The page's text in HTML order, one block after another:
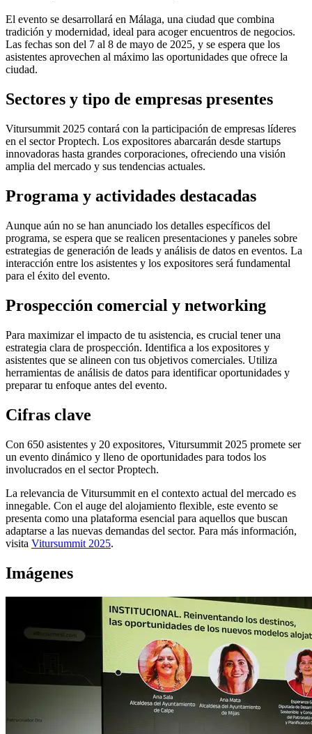
El evento se desarrollará en Málaga, una ciudad que combina
tradición y modernidad, ideal para acoger encuentros de negocios.
Las fechas son del 7 al 8 de mayo de 2025, y se espera que los
asistentes aprovechen al máximo las oportunidades que ofrece la
ciudad.
Sectores y tipo de empresas presentes
Vitursummit 2025 contará con la participación de empresas líderes
en el sector Proptech. Los expositores abarcarán desde startups
innovadoras hasta grandes corporaciones, ofreciendo una visión
amplia del mercado y sus tendencias actuales.
Programa y actividades destacadas
Aunque aún no se han anunciado los detalles específicos del
programa, se espera que se realicen presentaciones y paneles sobre
estrategias de generación de leads y análisis de datos en eventos. La
interacción entre los asistentes y los expositores será fundamental
para el éxito del evento.
Prospección comercial y networking
Para maximizar el impacto de tu asistencia, es crucial tener una
estrategia clara de prospección. Identifica a los expositores y
asistentes que se alineen con tus objetivos comerciales. Utiliza
herramientas de análisis de datos para identificar oportunidades y
preparar tu enfoque antes del evento.
Cifras clave
Con 650 asistentes y 20 expositores, Vitursummit 2025 promete ser
un evento dinámico y lleno de oportunidades para todos los
involucrados en el sector Proptech.
La relevancia de Vitursummit en el contexto actual del mercado es
innegable. Con el auge del alojamiento flexible, este evento se
presenta como una plataforma esencial para aquellos que buscan
adaptarse a las nuevas demandas del sector. Para más información,
visita Vitursummit 2025.
Imágenes